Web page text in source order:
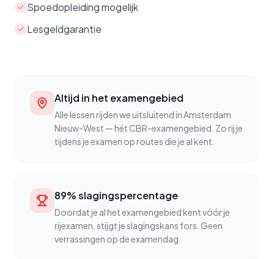
Spoedopleiding mogelijk
Lesgeldgarantie
Altijd in het examengebied
Alle lessen rijden we uitsluitend in Amsterdam
Nieuw-West — hét CBR-examengebied. Zo rij je
tijdens je examen op routes die je al kent.
89% slagingspercentage
Doordat je al het examengebied kent vóór je
rijexamen, stijgt je slagingskans fors. Geen
verrassingen op de examendag.